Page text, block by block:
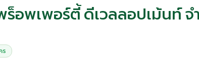
อพเพอร์ตี้ ดีเวลลอปเม้นท์ จ
ร